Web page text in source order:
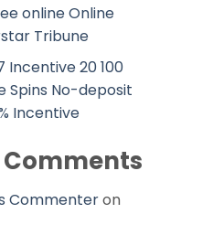
online Online
Tribune
Incentive 20 100
Spins No-deposit
Incentive
Comments
Commenteron